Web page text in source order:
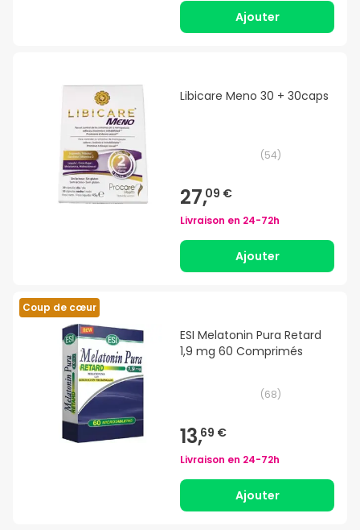
Ajouter
Libicare Meno 30 + 30caps
(54)
27,09 €
Livraison en 24-72h
Ajouter
Coup de cœur
ESI Melatonin Pura Retard
1,9 mg 60 Comprimés
(68)
13,69 €
Livraison en 24-72h
Ajouter